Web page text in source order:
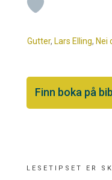
Gutter, Lars Elling, Nei
Finn boka på
LESETIPSET ER